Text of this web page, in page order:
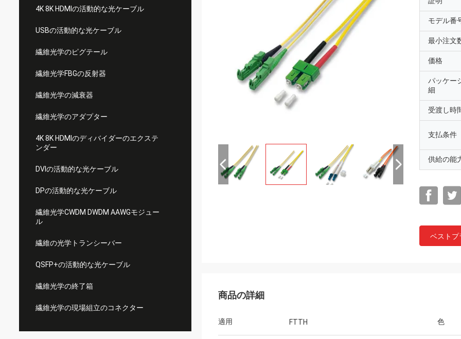
4K 8K HDMIの活動的な光ケーブル
USBの活動的な光ケーブル
繊維光学のピグテール
繊維光学FBGの反射器
繊維光学の減衰器
繊維光学のアダプター
4K 8K HDMIのディバイダーのエクステ
ンダー
DVIの活動的な光ケーブル
DPの活動的な光ケーブル
繊維光学CWDM DWDM AAWGモジュー
ル
繊維の光学トランシーバー
QSFP+の活動的な光ケーブル
繊維光学の終了箱
繊維光学の現場組立のコネクター
モデル番
最小注文
価格
パッケー
細
受渡し時
支払条件
供給の能
ベストプ
商品の詳細
適用 FTTH 色